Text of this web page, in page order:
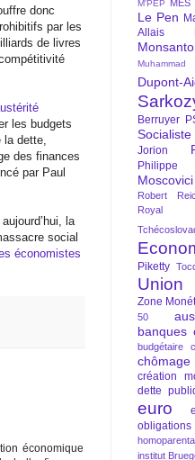
donc
par les
de livres
les budgets
dette,
des finances
par Paul
la
social
économistes
économique
M'PEP MES
Le Pen
Allais
Monsanto
Dupont-
Berruyer
Socialiste
Jorion
Philippe
Moscovici
Robert
Royal
Piketty
Union
Zone
50
banques
budgétaire
chômage
création
dette
euro
obligations
institut